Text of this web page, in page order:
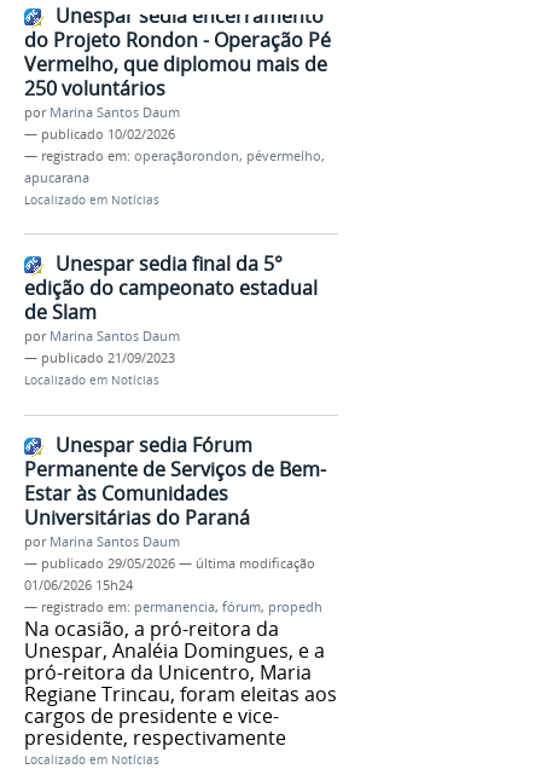
Unespar sedia encerramento
do Projeto Rondon - Operação Pé
Vermelho, que diplomou mais de
250 voluntários
por Marina Santos Daum
— publicado 10/02/2026
— registrado em: operaçãorondon, pévermelho,
apucarana
Localizado em Notícias
Unespar sedia final da 5°
edição do campeonato estadual
de Slam
por Marina Santos Daum
— publicado 21/09/2023
Localizado em Notícias
Unespar sedia Fórum
Permanente de Serviços de Bem-
Estar às Comunidades
Universitárias do Paraná
por Marina Santos Daum
— publicado 29/05/2026 — última modificação
01/06/2026 15h24
— registrado em: permanencia, fórum, propedh
Na ocasião, a pró-reitora da
Unespar, Analéia Domingues, e a
pró-reitora da Unicentro, Maria
Regiane Trincau, foram eleitas aos
cargos de presidente e vice-
presidente, respectivamente
Localizado em Notícias